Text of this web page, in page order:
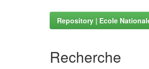
Repository | Ecole
Recherche